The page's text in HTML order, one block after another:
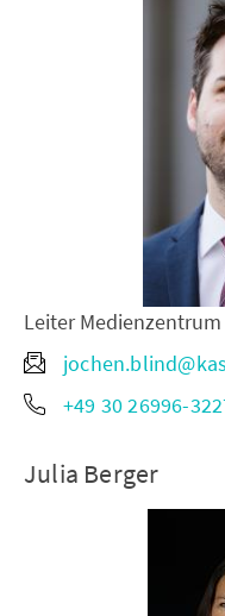
Leiter
+49 30 26996-
Julia Berger